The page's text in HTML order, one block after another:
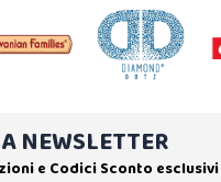
NEWSLETTER
e Codici Sconto esclusivi